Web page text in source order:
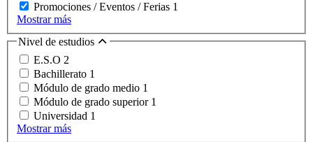
Promociones / Eventos / Ferias 1
Mostrar más
Nivel de estudios
E.S.O 2
Bachillerato 1
Módulo de grado medio 1
Módulo de grado superior 1
Universidad 1
Mostrar más